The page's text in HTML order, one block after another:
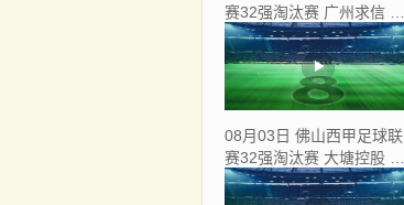
赛32强淘汰赛 广州求信 VS
顺德新青年 全场录像
08月03日 佛山西甲足球联
赛32强淘汰赛 大塘控股 VS
茂名市点都得 全场录像